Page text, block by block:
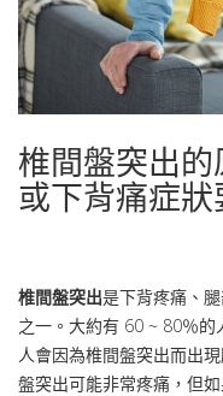
椎間盤突出
或下背痛症狀
椎間盤突出是下背疼痛、
之一。大約有 60 ~ 80％
人會因為椎間盤突出而出
盤突出可能非常疼痛，但